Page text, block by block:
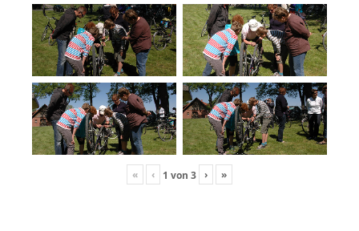
« ‹ 1 von 3 › »